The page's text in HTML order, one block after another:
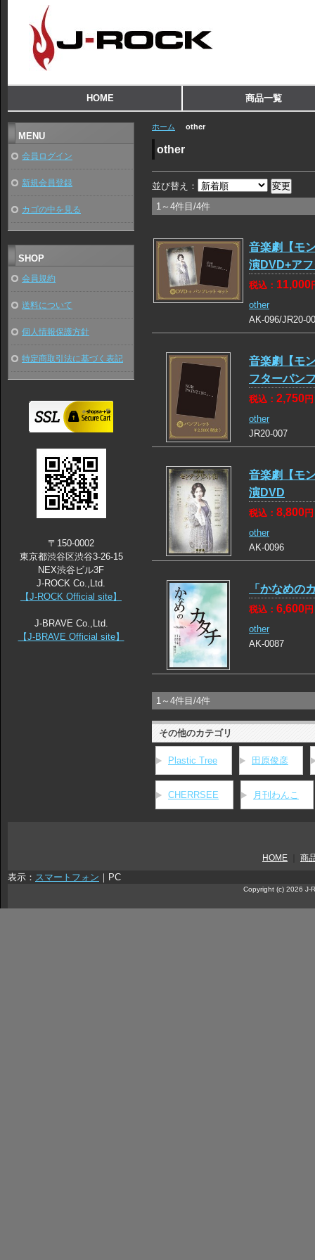
HOME 商品一覧
ホーム other
other
並び替え：
1～4件目/4件
音楽劇【モ
演DVD+ア
税込： 11,000
other
AK-096/JR20-
音楽劇【モ
フターパン
税込： 2,750円
other
JR20-007
音楽劇【モ
演DVD
税込： 8,800円
other
AK-0096
「かなめの
税込： 6,600円
other
AK-0087
1～4件目/4件
その他のカテゴリ
Plastic Tree 田原俊彦
CHERRSEE 月刊わんこ
MENU
会員ログイン
新規会員登録
カゴの中を見る
SHOP
会員規約
送料について
個人情報保護方針
特定商取引法に基づく表記
〒150-0002
東京都渋谷区渋谷3-26-15
NEX渋谷ビル3F
J-ROCK Co.,Ltd.
【J-ROCK Official site】
J-BRAVE Co.,Ltd.
【J-BRAVE Official site】
HOME 商
表示： スマートフォン ｜ PC
Copyright (c) 2026 J-